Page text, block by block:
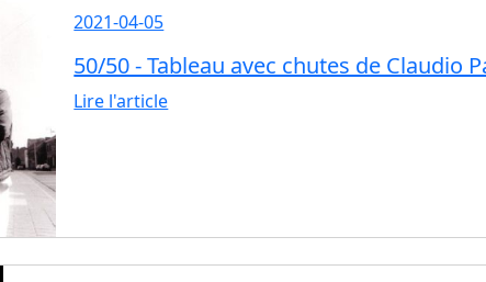
2021-04-05
50/50 - Tableau avec chutes de Claudio
Lire l'article